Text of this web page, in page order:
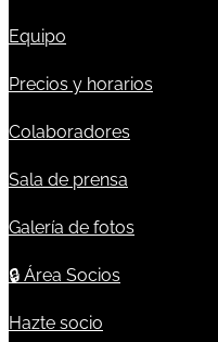
Equipo
Precios y horarios
Colaboradores
Sala de prensa
Galería de fotos
🔒 Área Socios
Hazte socio